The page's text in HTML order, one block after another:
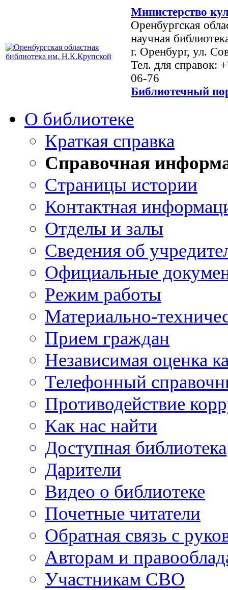
Министерство
Оренбургская
научная
г. Оренбург, ул.
Тел. для справок:
06-76
Библиотечный
О библиотеке
Краткая справка
Справочная
Страницы истории
Контактная
Отделы и залы
Сведения об
Официальные
Режим работы
Материально-
Прием граждан
Независимая оценка
Телефонный
Противодействие
Как нас найти
Доступная библиотека
Дарители
Видео о библиотеке
Почетные читатели
Обратная связь с
Авторам и
Участникам СВО